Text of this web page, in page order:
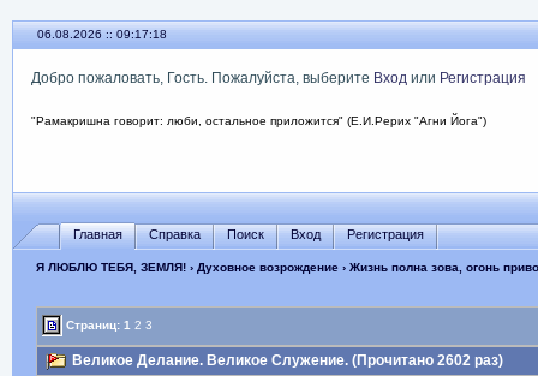
06.08.2026 :: 09:17:19
Добро пожаловать, Гость. Пожалуйста, выберите Входили Регистрация
"Рамакришна говорит: люби, остальное приложится" (Е.И.Рерих "Агни Йога")
Главная Справка Поиск Вход Регистрация
Я ЛЮБЛЮ ТЕБЯ, ЗЕМЛЯ!› Духовное возрождение› Жизнь полна зова, огонь
Страниц:1 2 3
Великое Делание. Великое Служение. (Прочитано 2602 раз)